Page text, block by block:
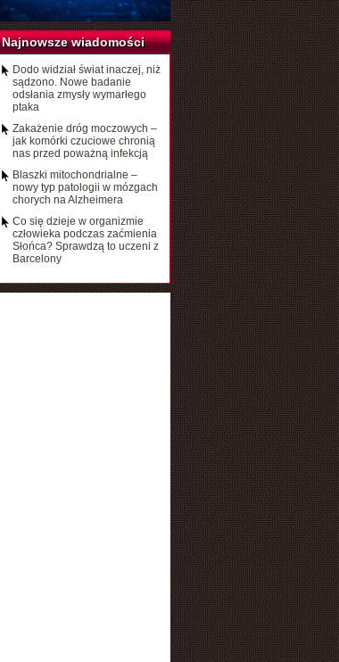
Najnowsze wiadomości
Dodo widział świat inaczej, niż
sądzono. Nowe badanie
odsłania zmysły wymarłego
ptaka
Zakażenie dróg moczowych –
jak komórki czuciowe chronią
nas przed poważną infekcją
Blaszki mitochondrialne –
nowy typ patologii w mózgach
chorych na Alzheimera
Co się dzieje w organizmie
człowieka podczas zaćmienia
Słońca? Sprawdzą to uczeni z
Barcelony